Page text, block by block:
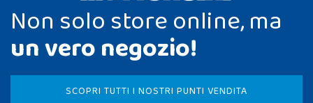
Non solo store online, ma
un vero negozio!
SCOPRI TUTTI I NOSTRI PUNTI VENDITA